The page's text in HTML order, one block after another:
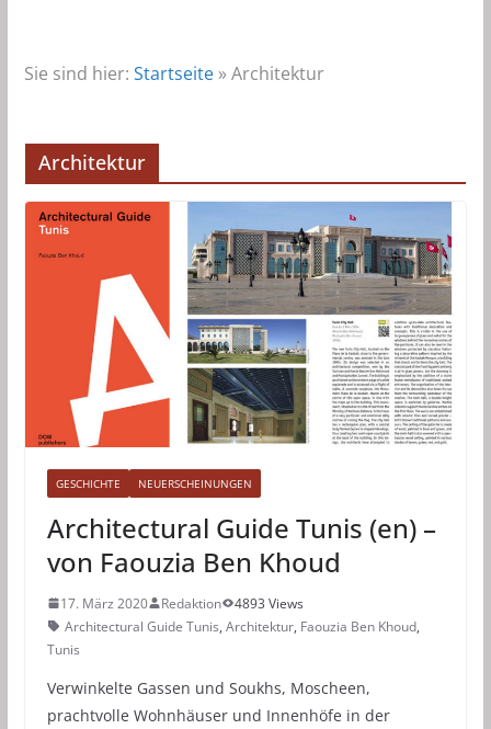
Sie sind hier: Startseite»Architektur
Architektur
GESCHICHTE NEUERSCHEINUNGEN
Architectural Guide Tunis (en) –
von Faouzia Ben Khoud
17. März 2020 Redaktion
4893 Views
Architectural Guide Tunis, Architektur, Faouzia Ben Khoud,
Tunis
Verwinkelte Gassen und Soukhs, Moscheen,
prachtvolle Wohnhäuser und Innenhöfe in der